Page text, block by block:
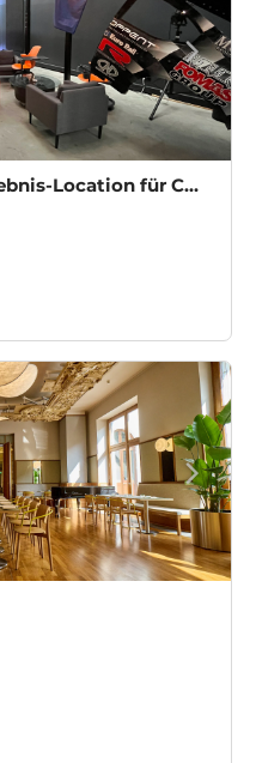
Race Factory Berlin – Erlebnis-Location für Corporate Events, Teambuilding & Workshops mit Motorsport-Charakter